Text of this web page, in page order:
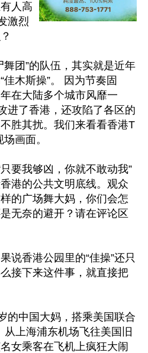
人高
激烈
团”的队伍，其实就是近年
木斯操”。 因为节奏固
在大陆多个城市风靡一
进了香港，还攻陷了各区的
胜其扰。我们来看看香港T
画面。
要我够凶，你就不敢动我”
港的公共文明底线。观众
的广场舞大妈，你们会怎
无奈的避开？请在评论区
说香港公园里的“佳操”还只
接下来这件事，就直接把
的中国大妈，搭乘美国联合
上海浦东机场飞往美国旧
女乘客在飞机上疯狂大闹